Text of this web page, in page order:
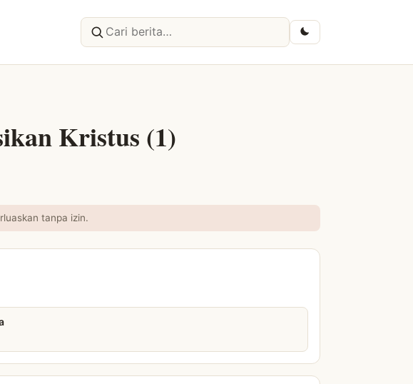
Cari berita
Kristus (1)
tanpa izin.